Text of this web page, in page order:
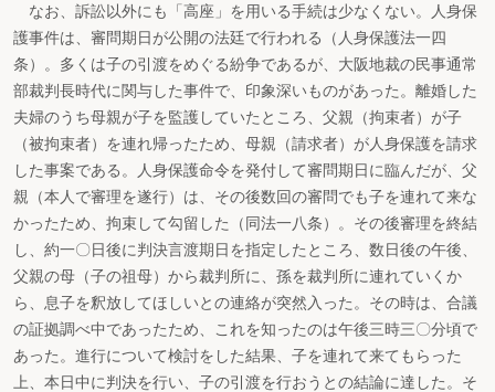
なお、訴訟以外にも「高座」を用いる手続は少なくない。人身保
護事件は、審問期日が公開の法廷で行われる（人身保護法一四
条）。多くは子の引渡をめぐる紛争であるが、大阪地裁の民事通常
部裁判長時代に関与した事件で、印象深いものがあった。離婚した
夫婦のうち母親が子を監護していたところ、父親（拘束者）が子
（被拘束者）を連れ帰ったため、母親（請求者）が人身保護を請求
した事案である。人身保護命令を発付して審問期日に臨んだが、父
親（本人で審理を遂行）は、その後数回の審問でも子を連れて来な
かったため、拘束して勾留した（同法一八条）。その後審理を終結
し、約一〇日後に判決言渡期日を指定したところ、数日後の午後、
父親の母（子の祖母）から裁判所に、孫を裁判所に連れていくか
ら、息子を釈放してほしいとの連絡が突然入った。その時は、合議
の証拠調べ中であったため、これを知ったのは午後三時三〇分頃で
あった。進行について検討をした結果、子を連れて来てもらった
上、本日中に判決を行い、子の引渡を行おうとの結論に達した。そ